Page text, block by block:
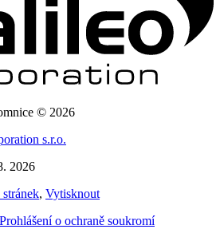
© 2026
s.r.o.
2026
, Vytisknout
Prohlášení o ochraně soukromí